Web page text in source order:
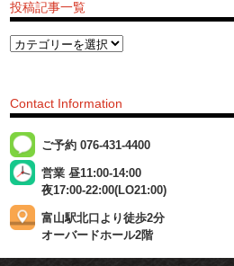
投稿記事一覧
Contact Information
ご予約 076-431-4400
営業 昼11:00-14:00
夜17:00-22:00(LO21:00)
富山駅北口より徒歩2分
オーバードホール2階